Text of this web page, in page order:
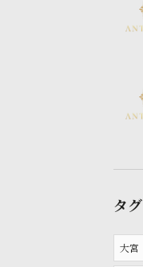
タグ
大宮